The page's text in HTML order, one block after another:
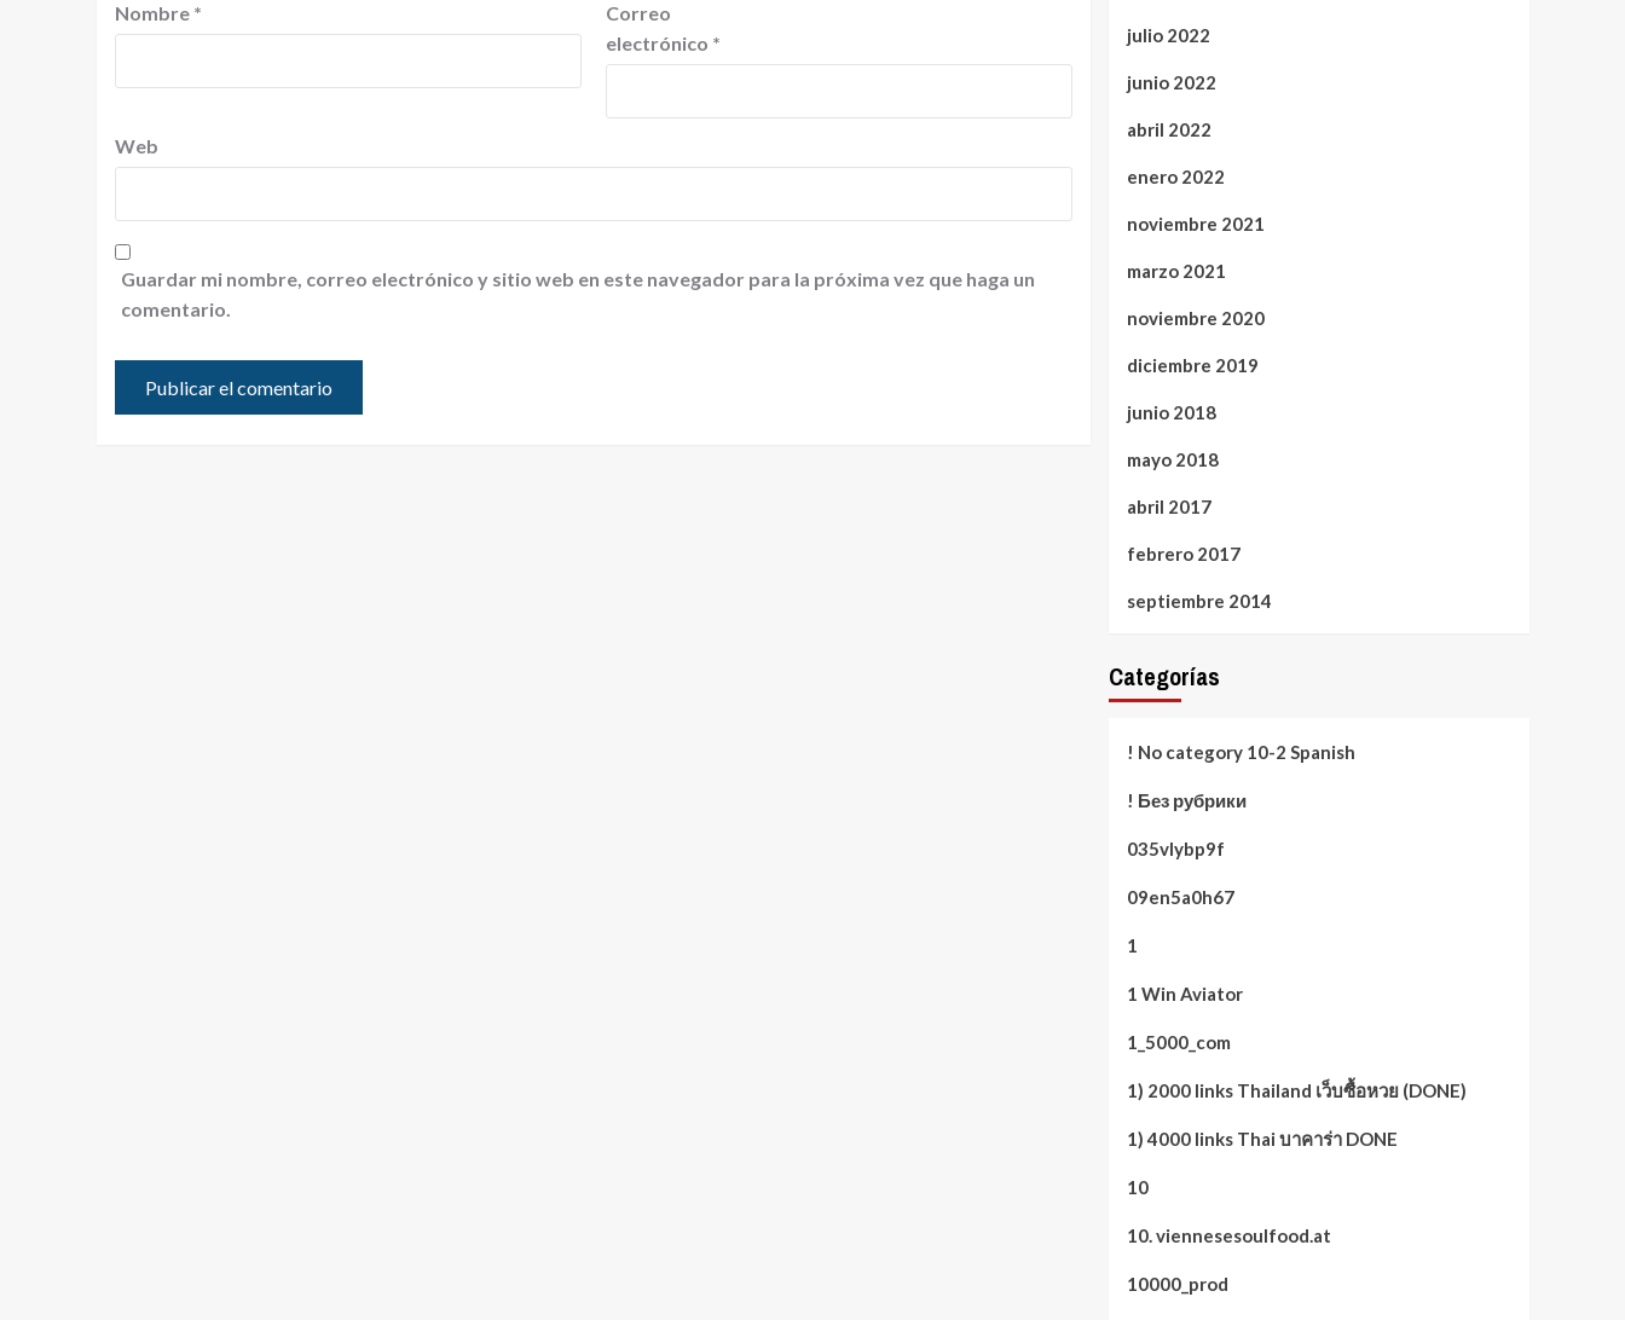
Nombre *
Correo
electrónico *
Web
Guardar mi nombre, correo electrónico y sitio web en este navegador para la próxima vez que haga un
comentario.
julio 2022
junio 2022
abril 2022
enero 2022
noviembre 2021
marzo 2021
noviembre 2020
diciembre 2019
junio 2018
mayo 2018
abril 2017
febrero 2017
septiembre 2014
Categorías
! No category 10-2 Spanish
! Без рубрики
035vlybp9f
09en5a0h67
1
1 Win Aviator
1_5000_com
1) 2000 links Thailand เว็บซื้อหวย (DONE)
1) 4000 links Thai บาคาร่า DONE
10
10. viennesesoulfood.at
10000_prod